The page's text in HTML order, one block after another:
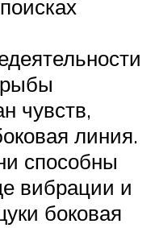
рыбы
чувств,
линия.
способны
вибрации и
боковая